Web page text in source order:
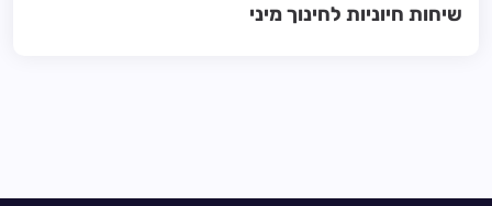
שיחות חיוניות לחינוך מיני